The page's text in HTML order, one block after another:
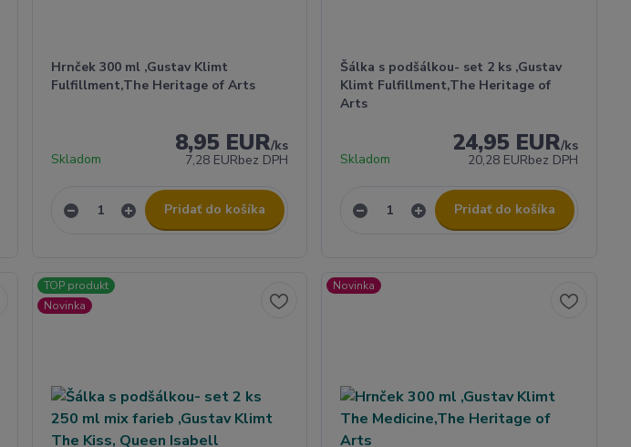
Hrnček 300 ml ,Gustav Klimt
Fulfillment,The Heritage of Arts
8,95 EUR/ks
7,28 EURbez DPH
Skladom
Pridať do košíka
Šálka s podšálkou- set 2 ks ,Gustav
Klimt Fulfillment,The Heritage of
Arts
24,95 EUR/ks
20,28 EURbez DPH
Skladom
Pridať do košíka
TOP produkt
Novinka
Novinka